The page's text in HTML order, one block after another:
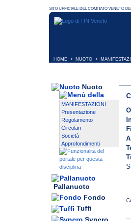
HOME > NUOTO >
Nuoto
MANIFESTAZIONI
Presentazione
Regolamento
Circolari
Società
Approfondimenti
Pallanuoto
Fondo
Tuffi